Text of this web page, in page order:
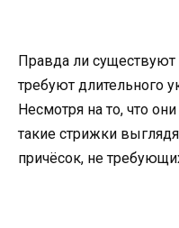
Правда ли
требуют длительного
Несмотря на то, что
такие стрижки
причёсок, не